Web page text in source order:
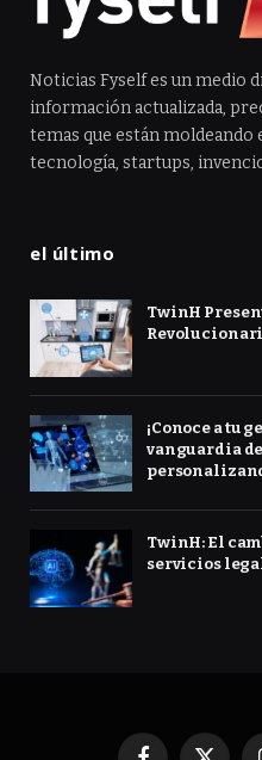
Noticias Fyself es un medio
información actualizada,
temas que están moldeando
tecnología, startups,
el último
TwinH
¡Conoce a tu
vanguardia
TwinH: El
servicios